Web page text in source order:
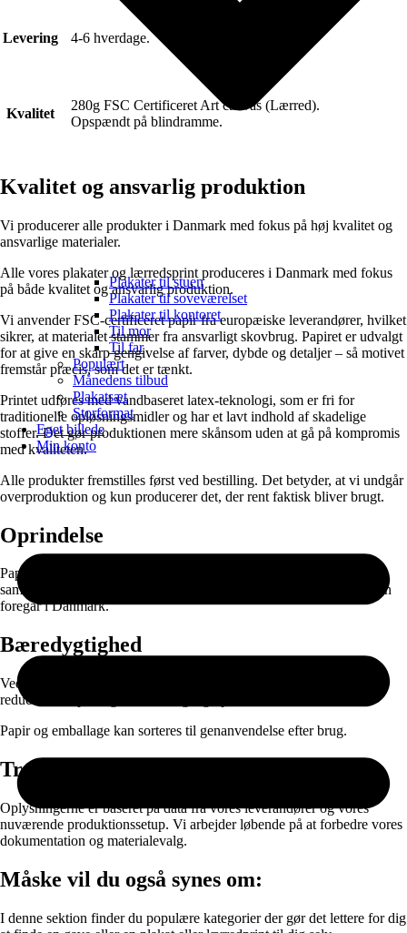
Plakater til stuen
Plakater til soveværelset
Plakater til kontoret
Til mor
Til far
Populært
Månedens tilbud
Plakatsæt
Storformat
Eget billede
Min konto
Levering 4-6 hverdage.
Kvalitet
280g FSC Certificeret Art canvas (Lærred).
Opspændt på blindramme.
Kvalitet og ansvarlig produktion
Vi producerer alle produkter i Danmark med fokus på høj kvalitet og
ansvarlige materialer.
Alle vores plakater og lærredsprint produceres i Danmark med fokus
på både kvalitet og ansvarlig produktion.
Vi anvender FSC-certificeret papir fra europæiske leverandører, hvilket
sikrer, at materialet stammer fra ansvarligt skovbrug. Papiret er udvalgt
for at give en skarp gengivelse af farver, dybde og detaljer – så motivet
fremstår præcis, som det er tænkt.
Printet udføres med vandbaseret latex-teknologi, som er fri for
traditionelle opløsningsmidler og har et lavt indhold af skadelige
stoffer. Det gør produktionen mere skånsom uden at gå på kompromis
med kvaliteten.
Alle produkter fremstilles først ved bestilling. Det betyder, at vi undgår
overproduktion og kun producerer det, der rent faktisk bliver brugt.
Oprindelse
Papiret produceres i EU og leveres gennem nøje udvalgte
samarbejdspartnere. Selve printet, færdigproduktionen og pakningen
foregår i Danmark.
Bæredygtighed
Ved at kombinere ansvarlige materialer med on-demand produktion
reducerer vi spild og unødvendig lagerproduktion.
Papir og emballage kan sorteres til genanvendelse efter brug.
Transparens
Oplysningerne er baseret på data fra vores leverandører og vores
nuværende produktionssetup. Vi arbejder løbende på at forbedre vores
dokumentation og materialevalg.
Måske vil du også synes om:
I denne sektion finder du populære kategorier der gør det lettere for dig